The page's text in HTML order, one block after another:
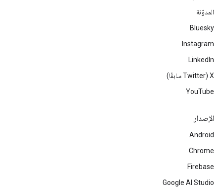
المدوّنة
Bluesky
Instagram
LinkedIn
‫X ‏(Twitter سابقًا)
YouTube
الإصدار
Android
Chrome
Firebase
Google AI Studio